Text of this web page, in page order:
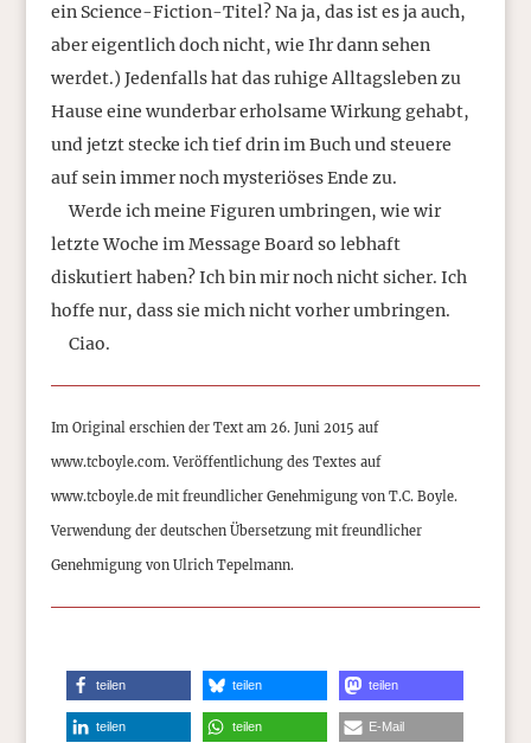
ein Science-Fiction-Titel? Na ja, das ist es ja auch,
aber eigentlich doch nicht, wie Ihr dann sehen
werdet.) Jedenfalls hat das ruhige Alltagsleben zu
Hause eine wunderbar erholsame Wirkung gehabt,
und jetzt stecke ich tief drin im Buch und steuere
auf sein immer noch mysteriöses Ende zu.
Werde ich meine Figuren umbringen, wie wir
letzte Woche im Message Board so lebhaft
diskutiert haben? Ich bin mir noch nicht sicher. Ich
hoffe nur, dass sie mich nicht vorher umbringen.
Ciao.
Im Original erschien der Text am 26. Juni 2015 auf
www.tcboyle.com. Veröffentlichung des Textes auf
www.tcboyle.de mit freundlicher Genehmigung von T.C. Boyle.
Verwendung der deutschen Übersetzung mit freundlicher
Genehmigung von Ulrich Tepelmann.
teilen teilen teilen
teilen teilen E-Mail